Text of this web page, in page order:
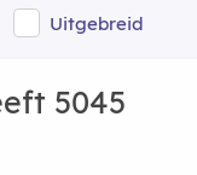
Uitgebreid
5045